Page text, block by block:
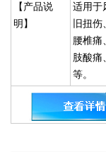
【产品说
明】
适用于
旧扭
腰椎痛
肢酸痛
等。